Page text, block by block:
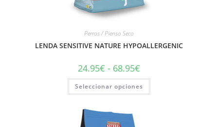
Perros / Pienso Seco
LENDA SENSITIVE NATURE HYPOALLERGENIC
24.95€ - 68.95€
Seleccionar opciones